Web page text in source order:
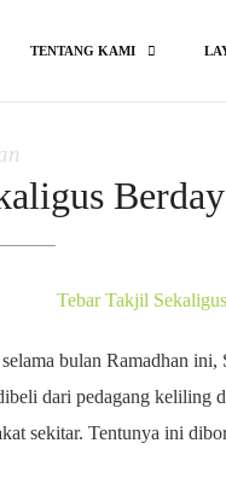
TENTANG KAMI
bulan Ramadhan
dari pedagang keliling
sekitar. Tentunya ini